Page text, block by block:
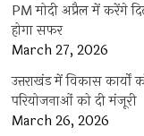
PM मोदी अप्रैल में करेंगे
होगा सफर
March 27, 2026
उत्तराखंड में विकास
परियोजनाओं को दी मंजूरी
March 26, 2026